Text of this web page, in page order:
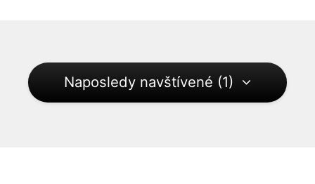
Naposledy navštívené (1)